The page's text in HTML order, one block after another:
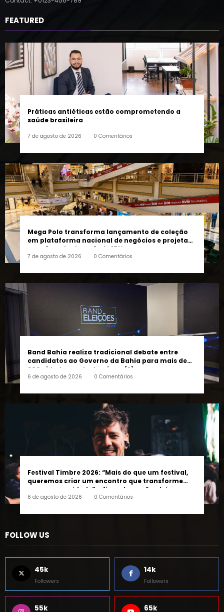
FEATURED
Práticas antiéticas estão comprometendo a
7 de agosto de 2026
Mega Polo transforma lançamento de coleção
crescimento de mais de 15%
7 de agosto de 2026 0 Comentários
Band Bahia realiza tradicional debate entre
300 cidades neste domingo (9)
6 de agosto de 2026 0 Comentários
Festival Timbre 2026: “Mais do que um festival,
pessoas e a cidade”, afirma Lucas Cordeiro
6 de agosto de 2026 0 Comentários
Followers Followers
55k
Followers
65k
Followers